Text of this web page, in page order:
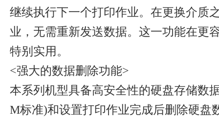
继续执行下一个打印作业。在更换介质
业，无需重新发送数据。这一功能在更
特别实用。
<强大的数据删除功能>
本系列机型具备高安全性的硬盘存储数
M标准)和设置打印作业完成后删除硬盘